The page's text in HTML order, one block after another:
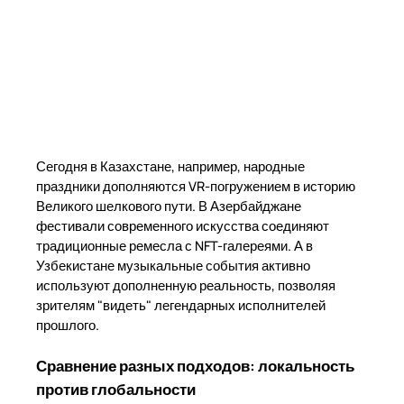
Сегодня в Казахстане, например, народные
праздники дополняются VR-погружением в историю
Великого шелкового пути. В Азербайджане
фестивали современного искусства соединяют
традиционные ремесла с NFT-галереями. А в
Узбекистане музыкальные события активно
используют дополненную реальность, позволяя
зрителям "видеть" легендарных исполнителей
прошлого.
Сравнение разных подходов: локальность
против глобальности